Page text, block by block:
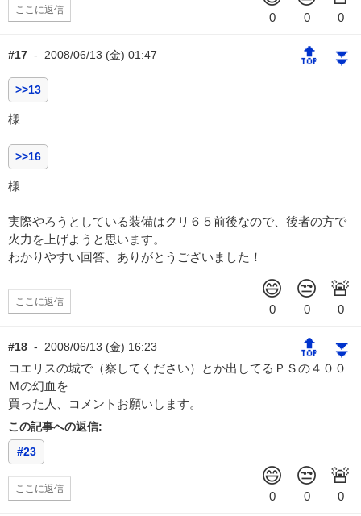
ここに返信
#17 - 2008/06/13 (金) 01:47 🔝 ⏬
>>13
様
>>16
様
実際やろうとしている装備はクリ６５前後なので、後者の方で
火力を上げようと思います。
わかりやすい回答、ありがとうございました！
ここに返信
#18 - 2008/06/13 (金) 16:23 🔝 ⏬
コエリスの城で（察してください）とか出してるＰＳの４００
Ｍの幻血を
買った人、コメントお願いします。
この記事への返信:
#23
ここに返信